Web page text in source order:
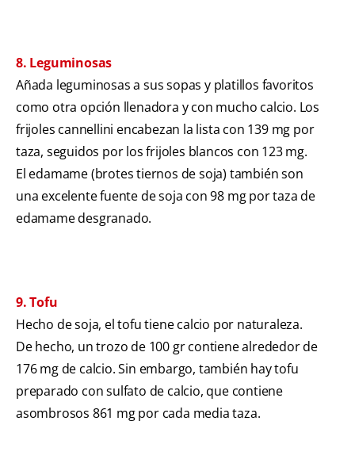
8. Leguminosas
Añada leguminosas a sus sopas y platillos favoritos
como otra opción llenadora y con mucho calcio. Los
frijoles cannellini encabezan la lista con 139 mg por
taza, seguidos por los frijoles blancos con 123 mg.
El edamame (brotes tiernos de soja) también son
una excelente fuente de soja con 98 mg por taza de
edamame desgranado.
9. Tofu
Hecho de soja, el tofu tiene calcio por naturaleza.
De hecho, un trozo de 100 gr contiene alrededor de
176 mg de calcio. Sin embargo, también hay tofu
preparado con sulfato de calcio, que contiene
asombrosos 861 mg por cada media taza.